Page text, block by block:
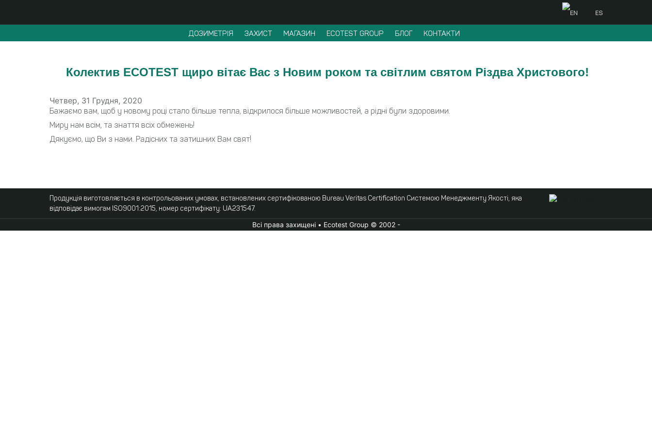
EN ES
ДОЗИМЕТРІЯ ЗАХИСТ МАГАЗИН ECOTEST GROUP БЛОГ КОНТАКТИ
Колектив ECOTEST щиро вітає Вас з Новим роком та світлим святом Різдва Христового!
Четвер, 31 Грудня, 2020
Бажаємо вам, щоб у новому році стало більше тепла, відкрилося більше можливостей, а рідні були здоровими.
Миру нам всім, та знаття всіх обмежень!
Дякуємо, що Ви з нами. Радісних та затишних Вам свят!
Продукція виготовляється в контрольованих умовах, встановлених сертифікованою Bureau Veritas Certification Системою Менеджменту Якості, яка
відповідає вимогам ISO9001:2015, номер сертифікату: UA231547.
Всі права захищені • Ecotest Group © 2002 -